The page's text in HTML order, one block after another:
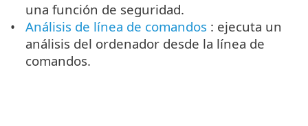
una función de seguridad.
Análisis de línea de comandos : ejecuta un
análisis del ordenador desde la línea de
comandos.